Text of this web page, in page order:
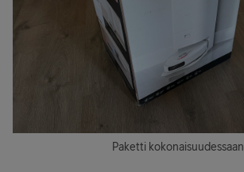
Paketti kokonaisuudessaan